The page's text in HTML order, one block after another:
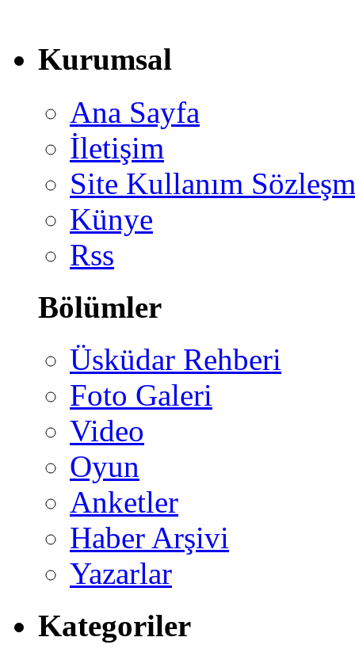
Kurumsal
Ana Sayfa
İletişim
Site Kullanım
Künye
Rss
Bölümler
Üsküdar Rehberi
Foto Galeri
Video
Oyun
Anketler
Haber Arşivi
Yazarlar
Kategoriler